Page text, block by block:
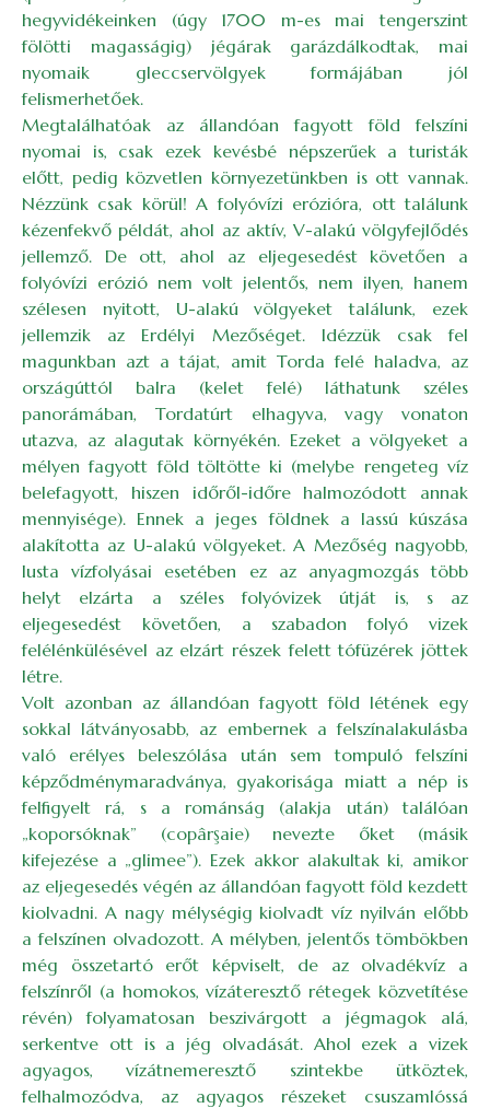
hegyvidékeinken (úgy 1700 m-es mai tengerszint
fölötti magasságig) jégárak garázdálkodtak, mai
nyomaik gleccservölgyek formájában jól
felismerhetőek.
Megtalálhatóak az állandóan fagyott föld felszíni
nyomai is, csak ezek kevésbé népszerűek a turisták
előtt, pedig közvetlen környezetünkben is ott vannak.
Nézzünk csak körül! A folyóvízi erózióra, ott találunk
kézenfekvő példát, ahol az aktív, V-alakú völgyfejlődés
jellemző. De ott, ahol az eljegesedést követően a
folyóvízi erózió nem volt jelentős, nem ilyen, hanem
szélesen nyitott, U-alakú völgyeket találunk, ezek
jellemzik az Erdélyi Mezőséget. Idézzük csak fel
magunkban azt a tájat, amit Torda felé haladva, az
országúttól balra (kelet felé) láthatunk széles
panorámában, Tordatúrt elhagyva, vagy vonaton
utazva, az alagutak környékén. Ezeket a völgyeket a
mélyen fagyott föld töltötte ki (melybe rengeteg víz
belefagyott, hiszen időről-időre halmozódott annak
mennyisége). Ennek a jeges földnek a lassú kúszása
alakította az U-alakú völgyeket. A Mezőség nagyobb,
lusta vízfolyásai esetében ez az anyagmozgás több
helyt elzárta a széles folyóvizek útját is, s az
eljegesedést követően, a szabadon folyó vizek
felélénkülésével az elzárt részek felett tófüzérek jöttek
létre.
Volt azonban az állandóan fagyott föld létének egy
sokkal látványosabb, az embernek a felszínalakulásba
való erélyes beleszólása után sem tompuló felszíni
képződménymaradványa, gyakorisága miatt a nép is
felfigyelt rá, s a románság (alakja után) találóan
„koporsóknak” (copârşaie) nevezte őket (másik
kifejezése a „glimee”). Ezek akkor alakultak ki, amikor
az eljegesedés végén az állandóan fagyott föld kezdett
kiolvadni. A nagy mélységig kiolvadt víz nyilván előbb
a felszínen olvadozott. A mélyben, jelentős tömbökben
még összetartó erőt képviselt, de az olvadékvíz a
felszínről (a homokos, vízáteresztő rétegek közvetítése
révén) folyamatosan beszivárgott a jégmagok alá,
serkentve ott is a jég olvadását. Ahol ezek a vizek
agyagos, vízátnemeresztő szintekbe ütköztek,
felhalmozódva, az agyagos részeket csuszamlóssá